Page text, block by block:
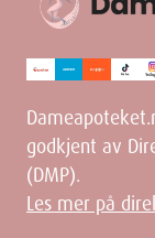
godkjent av
(DMP).
Les mer på